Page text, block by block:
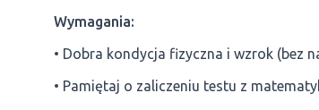
Wymagania:
• Dobra kondycja fizyczna i wzrok (bez
• Pamiętaj o zaliczeniu testu z